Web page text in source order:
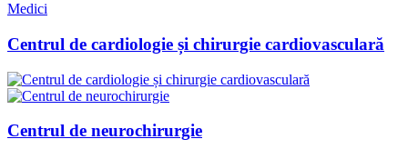
Medici
Centrul de cardiologie și chirurgie cardiovasculară
Centrul de neurochirurgie